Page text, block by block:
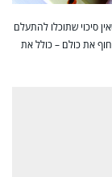
סיכוי שתוכלו להתעלם
את כולם – כולל את